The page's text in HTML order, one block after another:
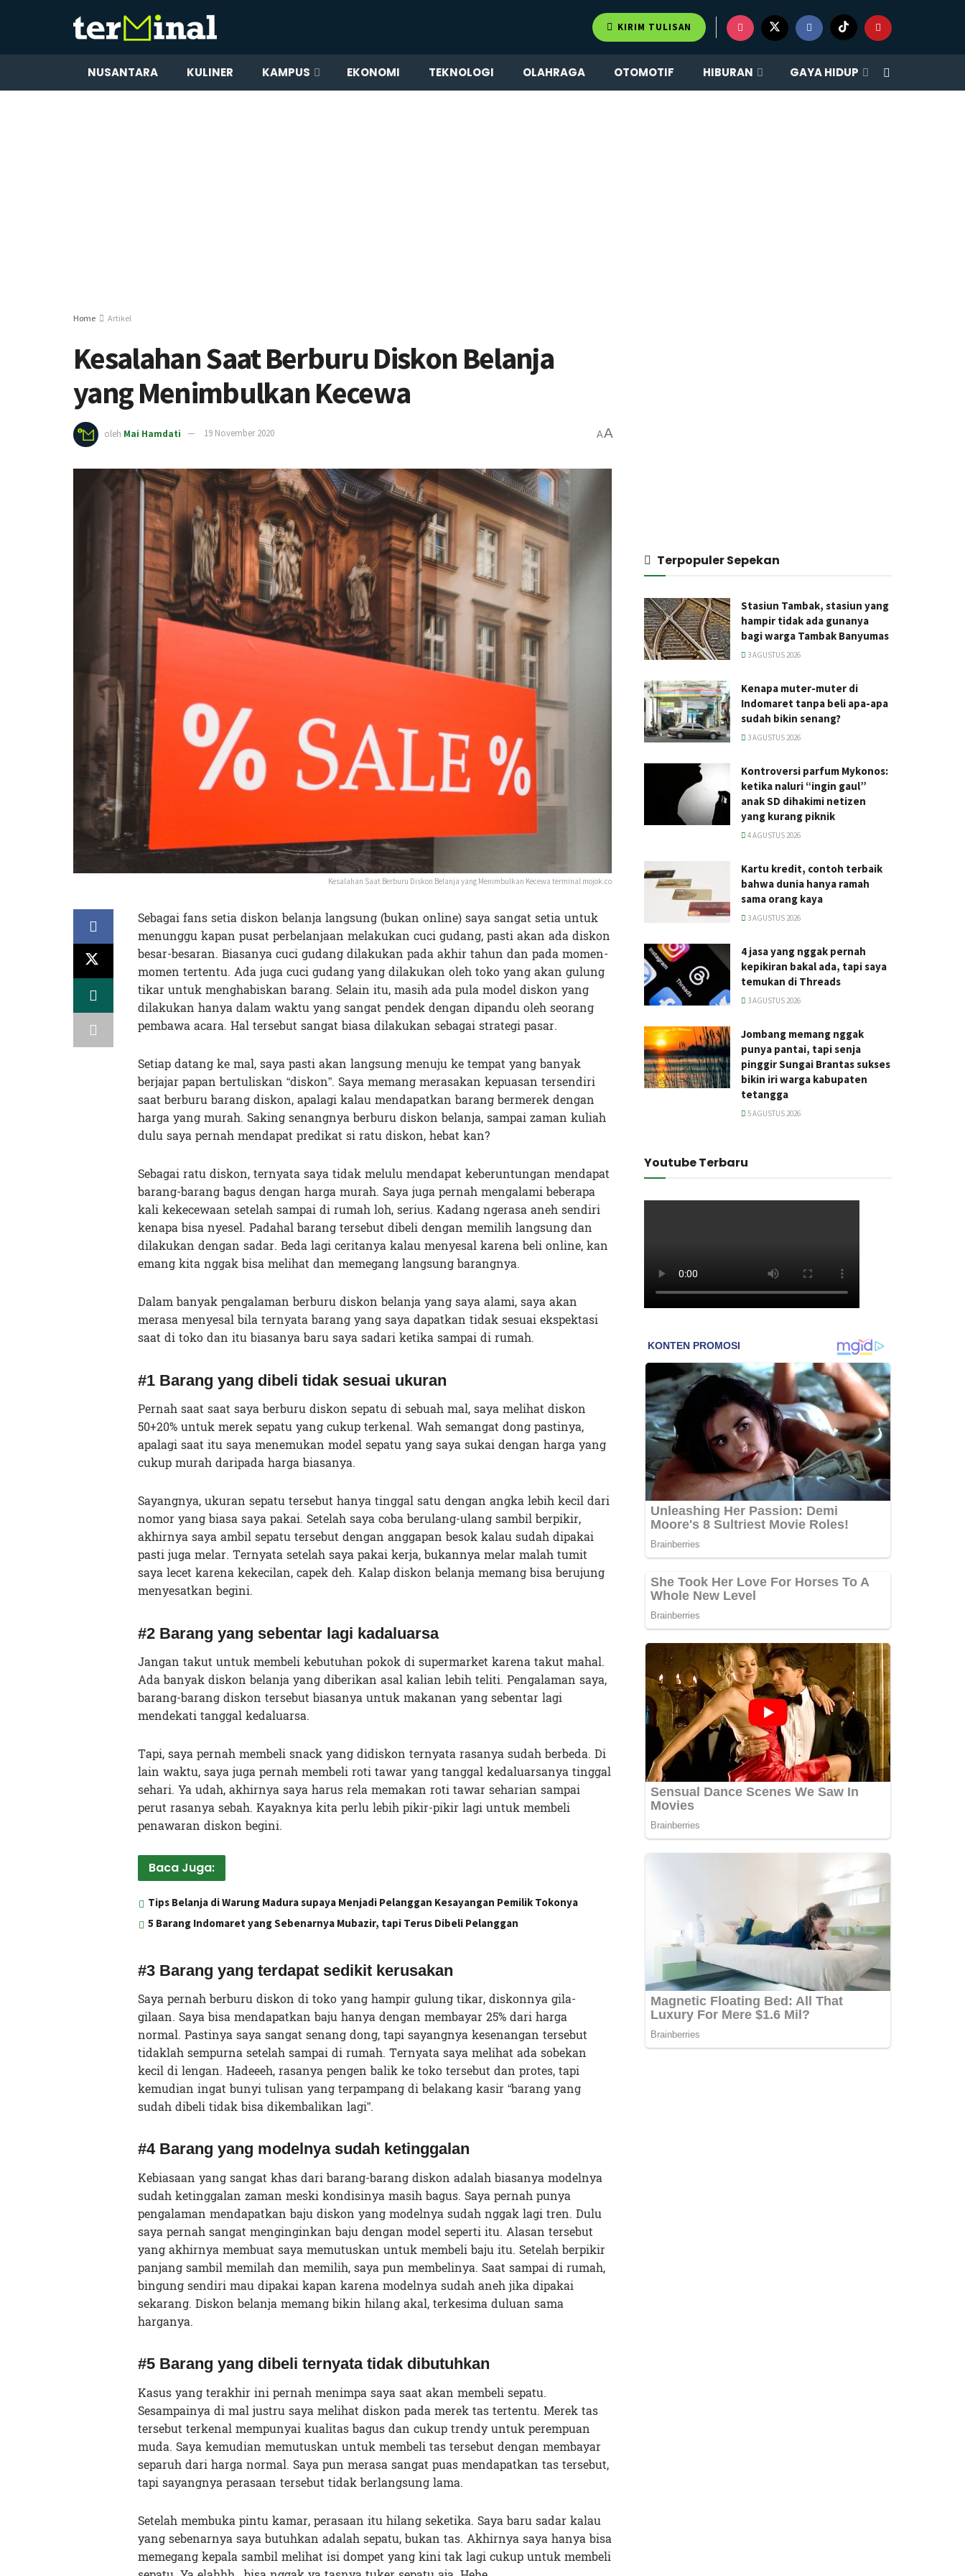
KIRIM TULISAN
NUSANTARA KULINER KAMPUS EKONOMI TEKNOLOGI OLAHRAGA OTOMOTIF HIBURAN GAYA HIDUP
Home Artikel
Kesalahan Saat Berburu Diskon Belanja
yang Menimbulkan Kecewa
oleh Mai Hamdati 19 November 2020 AA
Kesalahan Saat Berburu Diskon Belanja yang Menimbulkan Kecewa terminal mojok.co
Sebagai fans setia diskon belanja langsung (bukan online) saya sangat setia untuk
menunggu kapan pusat perbelanjaan melakukan cuci gudang, pasti akan ada diskon
besar-besaran. Biasanya cuci gudang dilakukan pada akhir tahun dan pada momen-
momen tertentu. Ada juga cuci gudang yang dilakukan oleh toko yang akan gulung
tikar untuk menghabiskan barang. Selain itu, masih ada pula model diskon yang
dilakukan hanya dalam waktu yang sangat pendek dengan dipandu oleh seorang
pembawa acara. Hal tersebut sangat biasa dilakukan sebagai strategi pasar.
Setiap datang ke mal, saya pasti akan langsung menuju ke tempat yang banyak
berjajar papan bertuliskan “diskon”. Saya memang merasakan kepuasan tersendiri
saat berburu barang diskon, apalagi kalau mendapatkan barang bermerek dengan
harga yang murah. Saking senangnya berburu diskon belanja, sampai zaman kuliah
dulu saya pernah mendapat predikat si ratu diskon, hebat kan?
Sebagai ratu diskon, ternyata saya tidak melulu mendapat keberuntungan mendapat
barang-barang bagus dengan harga murah. Saya juga pernah mengalami beberapa
kali kekecewaan setelah sampai di rumah loh, serius. Kadang ngerasa aneh sendiri
kenapa bisa nyesel. Padahal barang tersebut dibeli dengan memilih langsung dan
dilakukan dengan sadar. Beda lagi ceritanya kalau menyesal karena beli online, kan
emang kita nggak bisa melihat dan memegang langsung barangnya.
Dalam banyak pengalaman berburu diskon belanja yang saya alami, saya akan
merasa menyesal bila ternyata barang yang saya dapatkan tidak sesuai ekspektasi
saat di toko dan itu biasanya baru saya sadari ketika sampai di rumah.
#1 Barang yang dibeli tidak sesuai ukuran
Pernah saat saat saya berburu diskon sepatu di sebuah mal, saya melihat diskon
50+20% untuk merek sepatu yang cukup terkenal. Wah semangat dong pastinya,
apalagi saat itu saya menemukan model sepatu yang saya sukai dengan harga yang
cukup murah daripada harga biasanya.
Sayangnya, ukuran sepatu tersebut hanya tinggal satu dengan angka lebih kecil dari
nomor yang biasa saya pakai. Setelah saya coba berulang-ulang sambil berpikir,
akhirnya saya ambil sepatu tersebut dengan anggapan besok kalau sudah dipakai
pasti juga melar. Ternyata setelah saya pakai kerja, bukannya melar malah tumit
saya lecet karena kekecilan, capek deh. Kalap diskon belanja memang bisa berujung
menyesatkan begini.
#2 Barang yang sebentar lagi kadaluarsa
Jangan takut untuk membeli kebutuhan pokok di supermarket karena takut mahal.
Ada banyak diskon belanja yang diberikan asal kalian lebih teliti. Pengalaman saya,
barang-barang diskon tersebut biasanya untuk makanan yang sebentar lagi
mendekati tanggal kedaluarsa.
Tapi, saya pernah membeli snack yang didiskon ternyata rasanya sudah berbeda. Di
lain waktu, saya juga pernah membeli roti tawar yang tanggal kedaluarsanya tinggal
sehari. Ya udah, akhirnya saya harus rela memakan roti tawar seharian sampai
perut rasanya sebah. Kayaknya kita perlu lebih pikir-pikir lagi untuk membeli
penawaran diskon begini.
Baca Juga:
Tips Belanja di Warung Madura supaya Menjadi Pelanggan Kesayangan Pemilik Tokonya
5 Barang Indomaret yang Sebenarnya Mubazir, tapi Terus Dibeli Pelanggan
#3 Barang yang terdapat sedikit kerusakan
Saya pernah berburu diskon di toko yang hampir gulung tikar, diskonnya gila-
gilaan. Saya bisa mendapatkan baju hanya dengan membayar 25% dari harga
normal. Pastinya saya sangat senang dong, tapi sayangnya kesenangan tersebut
tidaklah sempurna setelah sampai di rumah. Ternyata saya melihat ada sobekan
kecil di lengan. Hadeeeh, rasanya pengen balik ke toko tersebut dan protes, tapi
kemudian ingat bunyi tulisan yang terpampang di belakang kasir “barang yang
sudah dibeli tidak bisa dikembalikan lagi”.
#4 Barang yang modelnya sudah ketinggalan
Kebiasaan yang sangat khas dari barang-barang diskon adalah biasanya modelnya
sudah ketinggalan zaman meski kondisinya masih bagus. Saya pernah punya
pengalaman mendapatkan baju diskon yang modelnya sudah nggak lagi tren. Dulu
saya pernah sangat menginginkan baju dengan model seperti itu. Alasan tersebut
yang akhirnya membuat saya memutuskan untuk membeli baju itu. Setelah berpikir
panjang sambil memilah dan memilih, saya pun membelinya. Saat sampai di rumah,
bingung sendiri mau dipakai kapan karena modelnya sudah aneh jika dipakai
sekarang. Diskon belanja memang bikin hilang akal, terkesima duluan sama
harganya.
#5 Barang yang dibeli ternyata tidak dibutuhkan
Kasus yang terakhir ini pernah menimpa saya saat akan membeli sepatu.
Sesampainya di mal justru saya melihat diskon pada merek tas tertentu. Merek tas
tersebut terkenal mempunyai kualitas bagus dan cukup trendy untuk perempuan
muda. Saya kemudian memutuskan untuk membeli tas tersebut dengan membayar
separuh dari harga normal. Saya pun merasa sangat puas mendapatkan tas tersebut,
tapi sayangnya perasaan tersebut tidak berlangsung lama.
Setelah membuka pintu kamar, perasaan itu hilang seketika. Saya baru sadar kalau
yang sebenarnya saya butuhkan adalah sepatu, bukan tas. Akhirnya saya hanya bisa
memegang kepala sambil melihat isi dompet yang kini tak lagi cukup untuk membeli
Terpopuler Sepekan
Stasiun Tambak, stasiun yang
hampir tidak ada gunanya
bagi warga Tambak Banyumas
3 AGUSTUS 2026
Kenapa muter-muter di
Indomaret tanpa beli apa-apa
sudah bikin senang?
3 AGUSTUS 2026
Kontroversi parfum Mykonos:
ketika naluri “ingin gaul”
anak SD dihakimi netizen
yang kurang piknik
4 AGUSTUS 2026
Kartu kredit, contoh terbaik
bahwa dunia hanya ramah
sama orang kaya
3 AGUSTUS 2026
4 jasa yang nggak pernah
kepikiran bakal ada, tapi saya
temukan di Threads
3 AGUSTUS 2026
Jombang memang nggak
punya pantai, tapi senja
pinggir Sungai Brantas sukses
bikin iri warga kabupaten
tetangga
5 AGUSTUS 2026
Youtube Terbaru